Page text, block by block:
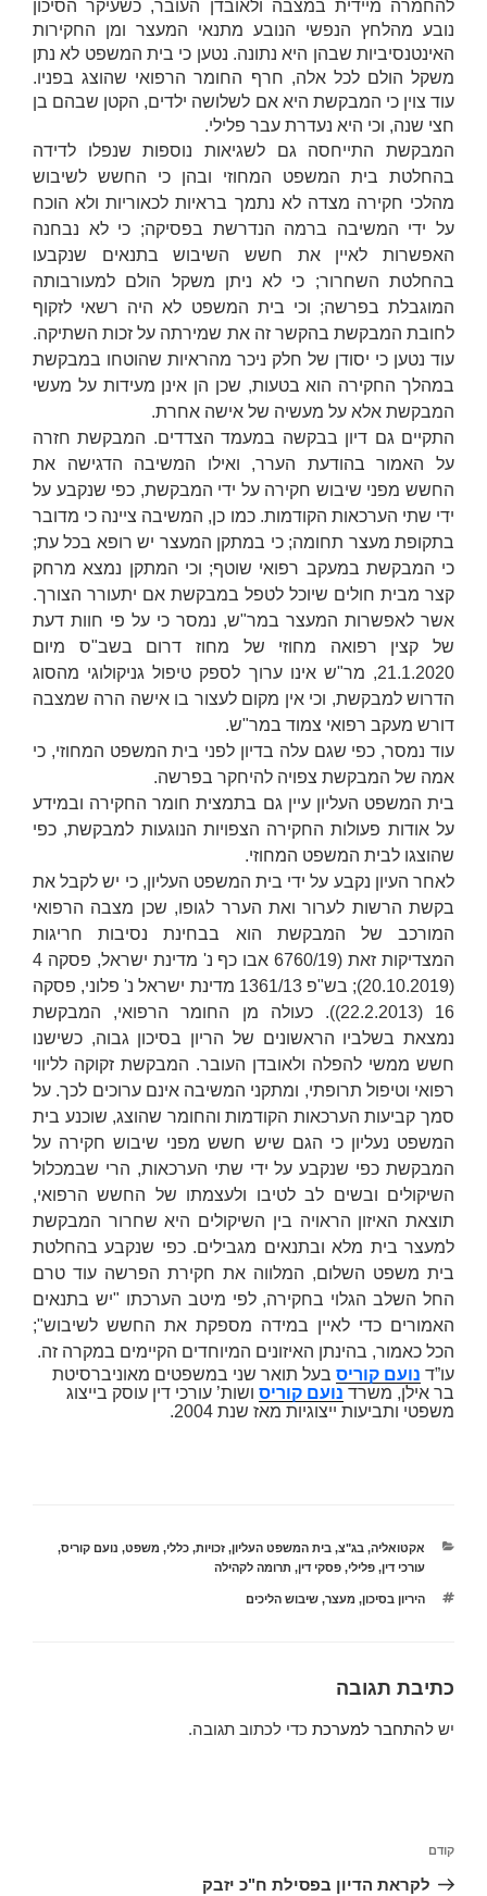
להחמרה מיידית במצבה ולאובדן העובר, כשעיקר הסיכון
נובע מהלחץ הנפשי הנובע מתנאי המעצר ומן החקירות
האינטנסיביות שבהן היא נתונה. נטען כי בית המשפט לא נתן
משקל הולם לכל אלה, חרף החומר הרפואי שהוצג בפניו.
עוד צוין כי המבקשת היא אם לשלושה ילדים, הקטן שבהם בן
חצי שנה, וכי היא נעדרת עבר פלילי.
המבקשת התייחסה גם לשגיאות נוספות שנפלו לדידה
בהחלטת בית המשפט המחוזי ובהן כי החשש לשיבוש
מהלכי חקירה מצדה לא נתמך בראיות לכאוריות ולא הוכח
על ידי המשיבה ברמה הנדרשת בפסיקה; כי לא נבחנה
האפשרות לאיין את חשש השיבוש בתנאים שנקבעו
בהחלטת השחרור; כי לא ניתן משקל הולם למעורבותה
המוגבלת בפרשה; וכי בית המשפט לא היה רשאי לזקוף
לחובת המבקשת בהקשר זה את שמירתה על זכות השתיקה.
עוד נטען כי יסודן של חלק ניכר מהראיות שהוטחו במבקשת
במהלך החקירה הוא בטעות, שכן הן אינן מעידות על מעשי
המבקשת אלא על מעשיה של אישה אחרת.
התקיים גם דיון בבקשה במעמד הצדדים. המבקשת חזרה
על האמור בהודעת הערר, ואילו המשיבה הדגישה את
החשש מפני שיבוש חקירה על ידי המבקשת, כפי שנקבע על
ידי שתי הערכאות הקודמות. כמו כן, המשיבה ציינה כי מדובר
בתקופת מעצר תחומה; כי במתקן המעצר יש רופא בכל עת;
כי המבקשת במעקב רפואי שוטף; וכי המתקן נמצא מרחק
קצר מבית חולים שיוכל לטפל במבקשת אם יתעורר הצורך.
אשר לאפשרות המעצר במר"ש, נמסר כי על פי חוות דעת
של קצין רפואה מחוזי של מחוז דרום בשב"ס מיום
21.1.2020, מר"ש אינו ערוך לספק טיפול גניקולוגי מהסוג
הדרוש למבקשת, וכי אין מקום לעצור בו אישה הרה שמצבה
דורש מעקב רפואי צמוד במר"ש.
עוד נמסר, כפי שגם עלה בדיון לפני בית המשפט המחוזי, כי
אמה של המבקשת צפויה להיחקר בפרשה.
בית המשפט העליון עיין גם בתמצית חומר החקירה ובמידע
על אודות פעולות החקירה הצפויות הנוגעות למבקשת, כפי
שהוצגו לבית המשפט המחוזי.
לאחר העיון נקבע על ידי בית המשפט העליון, כי יש לקבל את
בקשת הרשות לערור ואת הערר לגופו, שכן מצבה הרפואי
המורכב של המבקשת הוא בבחינת נסיבות חריגות
המצדיקות זאת (6760/19
אבו כף נ' מדינת ישראל
, פסקה 4
(20.10.2019); בש"פ 1361/13
מדינת ישראל נ' פלוני, פסקה
16 (22.2.2013)). כעולה מן החומר הרפואי, המבקשת
נמצאת בשלביו הראשונים של הריון בסיכון גבוה, כשישנו
חשש ממשי להפלה ולאובדן העובר. המבקשת זקוקה לליווי
רפואי וטיפול תרופתי, ומתקני המשיבה אינם ערוכים לכך. על
סמך קביעות הערכאות הקודמות והחומר שהוצג, שוכנע בית
המשפט נעליון כי הגם שיש חשש מפני שיבוש חקירה על
המבקשת כפי שנקבע על ידי שתי הערכאות, הרי שבמכלול
השיקולים ובשים לב לטיבו ולעצמתו של החשש הרפואי,
תוצאת האיזון הראויה בין השיקולים היא שחרור המבקשת
למעצר בית מלא ובתנאים מגבילים. כפי שנקבע בהחלטת
בית משפט השלום, המלווה את חקירת הפרשה עוד טרם
החל השלב הגלוי בחקירה, לפי מיטב הערכתו "יש בתנאים
האמורים כדי לאיין במידה מספקת את החשש לשיבוש";
הכל כאמור, בהינתן האיזונים המיוחדים הקיימים במקרה זה.
עו”ד נועם קוריס בעל תואר שני במשפטים מאוניברסיטת
בר אילן, משרד נועם קוריס ושות’ עורכי דין עוסק בייצוג
משפטי ותביעות ייצוגיות מאז שנת 2004.
קטגוריות
אקטואליה,בג"צ,בית המשפט העליון,זכויות,כללי, משפט, נועם קוריס,
עורכי דין,פלילי,פסקי דין, תרומה לקהילה
תגיות
היריון בסיכון, מעצר,שיבוש הליכים
כתיבת תגובה
יש להתחבר למערכת כדי לכתוב תגובה.
הפוסט
הקודם
קודם
לקראת הדיון בפסילת ח"כ יזבק